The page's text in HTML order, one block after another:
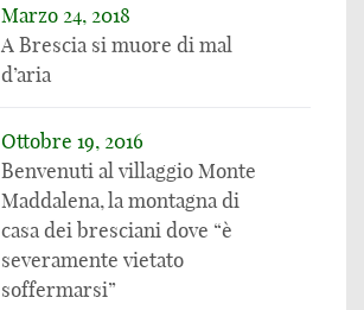
Marzo 24, 2018
A Brescia si muore di mal
d’aria
Ottobre 19, 2016
Benvenuti al villaggio Monte
Maddalena, la montagna di
casa dei bresciani dove “è
severamente vietato
soffermarsi”